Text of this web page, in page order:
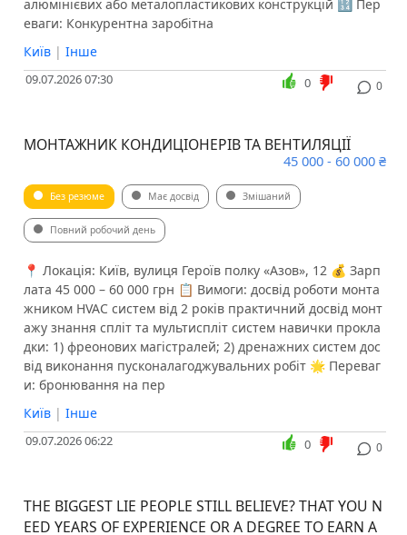
алюмінієвих або металопластикових конструкцій 🔢 Пер
еваги: Конкурентна заробітна
Київ | Інше
09.07.2026 07:30 0
0
МОНТАЖНИК КОНДИЦІОНЕРІВ ТА ВЕНТИЛЯЦІЇ
45 000 - 60 000 ₴
Без резюме Має досвід Змішаний
Повний робочий день
📍 Локація: Київ, вулиця Героїв полку «Азов», 12 💰 Зарп
лата 45 000 – 60 000 грн 📋 Вимоги: досвід роботи монта
жником HVAC систем від 2 років практичний досвід монт
ажу знання спліт та мультиспліт систем навички прокла
дки: 1) фреонових магістралей; 2) дренажних систем дос
від виконання пусконалагоджувальних робіт 🌟 Переваг
и: бронювання на пер
Київ | Інше
09.07.2026 06:22 0
0
THE BIGGEST LIE PEOPLE STILL BELIEVE? THAT YOU N
EED YEARS OF EXPERIENCE OR A DEGREE TO EARN A